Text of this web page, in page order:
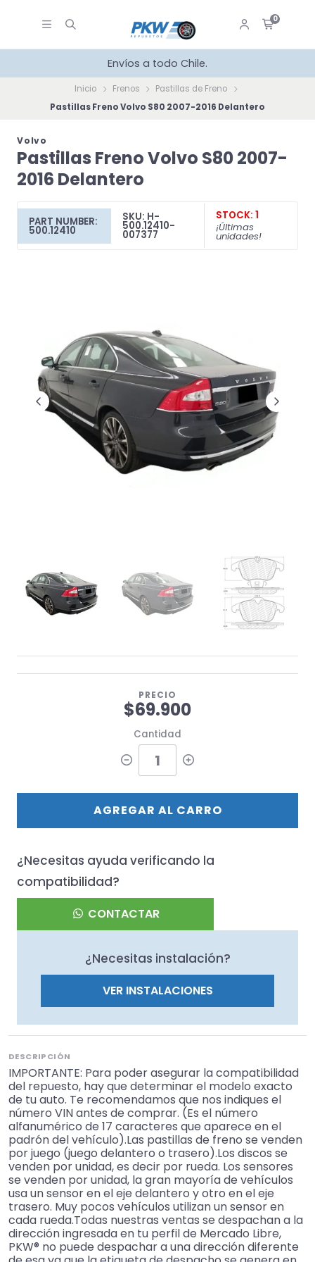
0
Envíos a todo Chile.
Inicio Frenos
Pastillas de Freno
Pastillas Freno Volvo S80 2007-2016 Delantero
Volvo
Pastillas Freno Volvo S80 2007-
2016 Delantero
PART NUMBER:
500.12410
SKU: H-
500.12410-
007377
STOCK: 1
¡Últimas
unidades!
PRECIO
$69.900
Cantidad
AGREGAR AL CARRO
¿Necesitas ayuda verificando la
compatibilidad?
CONTACTAR
¿Necesitas instalación?
VER INSTALACIONES
DESCRIPCIÓN
IMPORTANTE: Para poder asegurar la compatibilidad
del repuesto, hay que determinar el modelo exacto
de tu auto. Te recomendamos que nos indiques el
número VIN antes de comprar. (Es el número
alfanumérico de 17 caracteres que aparece en el
padrón del vehículo).Las pastillas de freno se venden
por juego (juego delantero o trasero).Los discos se
venden por unidad, es decir por rueda. Los sensores
se venden por unidad, la gran mayoría de vehículos
usa un sensor en el eje delantero y otro en el eje
trasero. Muy pocos vehículos utilizan un sensor en
cada rueda.Todas nuestras ventas se despachan a la
dirección ingresada en tu perfil de Mercado Libre,
PKW® no puede despachar a una dirección diferente